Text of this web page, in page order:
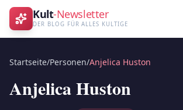
Kult-Newsletter
DER BLOG FÜR ALLES KULTIGE
Startseite/Personen/Anjelica Huston
Anjelica Huston